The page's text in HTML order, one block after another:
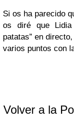
Si os ha parecido
os diré que
patatas” en
varios puntos con
Volver a la